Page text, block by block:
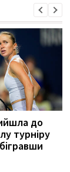
до
турніру